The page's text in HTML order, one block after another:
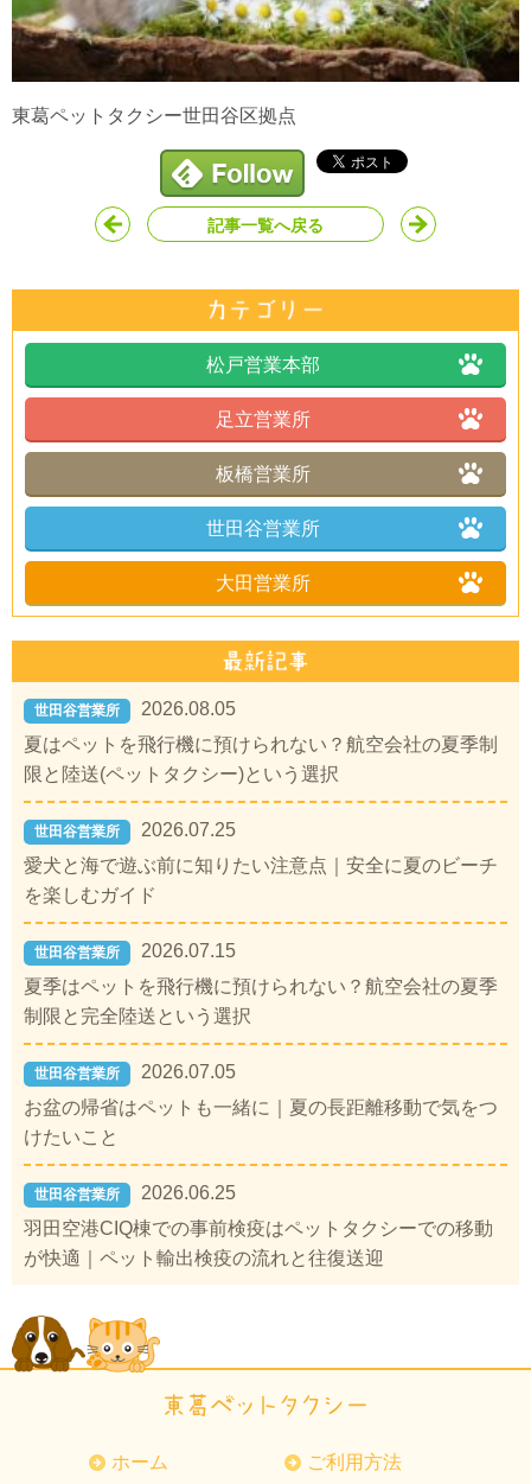
東葛ペットタクシー世田谷区拠点
記事一覧へ戻る
松戸営業本部
足立営業所
板橋営業所
世田谷営業所
大田営業所
世田谷営業所
2026.08.05
夏はペットを飛行機に預けられない？航空会社の夏季制
限と陸送(ペットタクシー)という選択
世田谷営業所
2026.07.25
愛犬と海で遊ぶ前に知りたい注意点｜安全に夏のビーチ
を楽しむガイド
世田谷営業所
2026.07.15
夏季はペットを飛行機に預けられない？航空会社の夏季
制限と完全陸送という選択
世田谷営業所
2026.07.05
お盆の帰省はペットも一緒に｜夏の長距離移動で気をつ
けたいこと
世田谷営業所
2026.06.25
羽田空港CIQ棟での事前検疫はペットタクシーでの移動
が快適｜ペット輸出検疫の流れと往復送迎
ホーム ご利用方法